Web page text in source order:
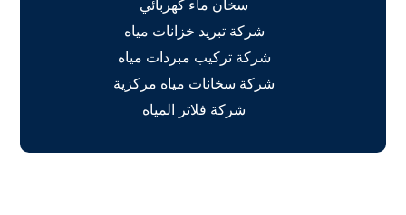
سخان ماء كهربائي
شركة تبريد خزانات مياه
شركة تركيب مبردات مياه
شركة سخانات مياه مركزية
شركة فلاتر المياه